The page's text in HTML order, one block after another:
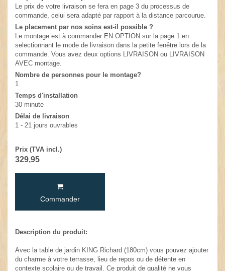
Le prix de votre livraison se fera en page 3 du processus de
commande, celui sera adapté par rapport à la distance parcourue.
Le placement par nos soins est-il possible ?
Le montage est à commander EN OPTION sur la page 1 en
selectionnant le mode de livraison dans la petite fenêtre lors de la
commande. Vous avez deux options LIVRAISON ou LIVRAISON
AVEC montage.
Nombre de personnes pour le montage?
1
Temps d'installation
30 minute
Délai de livraison
1 - 21 jours ouvrables
Prix (TVA incl.)
329,95
Commander
Description du produit:
Avec la table de jardin KING Richard (180cm) vous pouvez ajouter
du charme à votre terrasse, lieu de repos ou de détente en
contexte scolaire ou de travail. Ce produit de qualité ne vous